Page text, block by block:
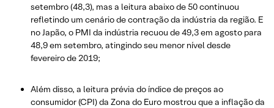
setembro (48,3), mas a leitura abaixo de 50 continuou
refletindo um cenário de contração da indústria da região. E
no Japão, o PMI da indústria recuou de 49,3 em agosto para
48,9 em setembro, atingindo seu menor nível desde
fevereiro de 2019;
Além disso, a leitura prévia do índice de preços ao
consumidor (CPI) da Zona do Euro mostrou que a inflação da